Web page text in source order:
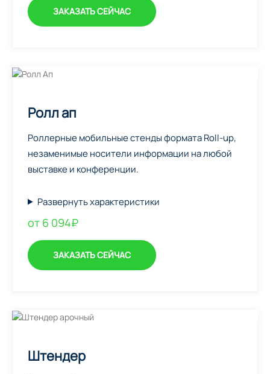
ЗАКАЗАТЬ СЕЙЧАС
Ролл ап
Роллерные мобильные стенды формата Roll-up,
незаменимые носители информации на любой
выставке и конференции.
Развернуть характеристики
от 6 094₽
ЗАКАЗАТЬ СЕЙЧАС
Штендер